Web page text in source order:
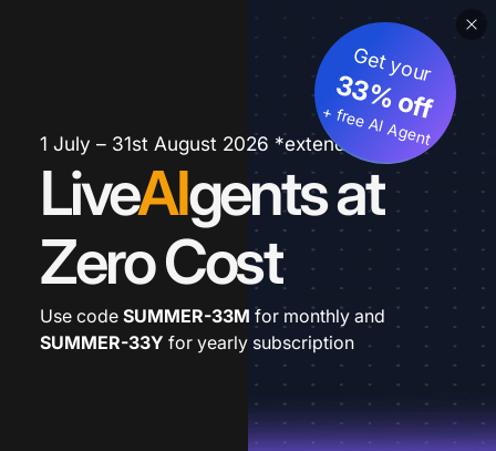
1 July – 31st August 2026 *extended
LiveAIgents at
Zero Cost
Get your
33% off
+ free AI Agent
Use code SUMMER-33M for monthly and
SUMMER-33Y for yearly subscription